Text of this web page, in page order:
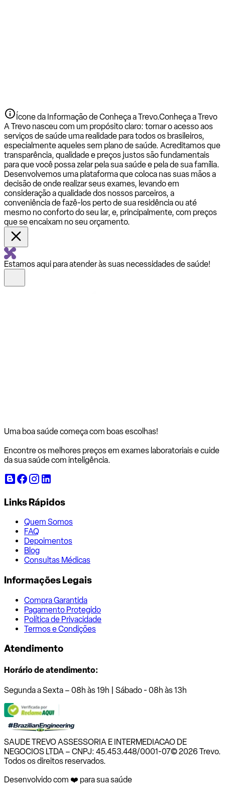
Ícone da Informação de Conheça a Trevo.Conheça a Trevo
A Trevo nasceu com um propósito claro: tornar o acesso aos
serviços de saúde uma realidade para todos os brasileiros,
especialmente aqueles sem plano de saúde. Acreditamos que
transparência, qualidade e preços justos são fundamentais
para que você possa zelar pela sua saúde e pela de sua família.
Desenvolvemos uma plataforma que coloca nas suas mãos a
decisão de onde realizar seus exames, levando em
consideração a qualidade dos nossos parceiros, a
conveniência de fazê-los perto de sua residência ou até
mesmo no conforto do seu lar, e, principalmente, com preços
que se encaixam no seu orçamento.
Estamos aqui para atender às suas necessidades de saúde!
Uma boa saúde começa com boas escolhas!
Encontre os melhores preços em exames laboratoriais e cuide
da sua saúde com inteligência.
Links Rápidos
Quem Somos
FAQ
Depoimentos
Blog
Consultas Médicas
Informações Legais
Compra Garantida
Pagamento Protegido
Política de Privacidade
Termos e Condições
Atendimento
Horário de atendimento:
Segunda a Sexta – 08h às 19h | Sábado - 08h às 13h
SAUDE TREVO ASSESSORIA E INTERMEDIACAO DE
NEGOCIOS LTDA – CNPJ: 45.453.448/0001-07© 2026 Trevo.
Todos os direitos reservados.
Desenvolvido com ❤️ para sua saúde